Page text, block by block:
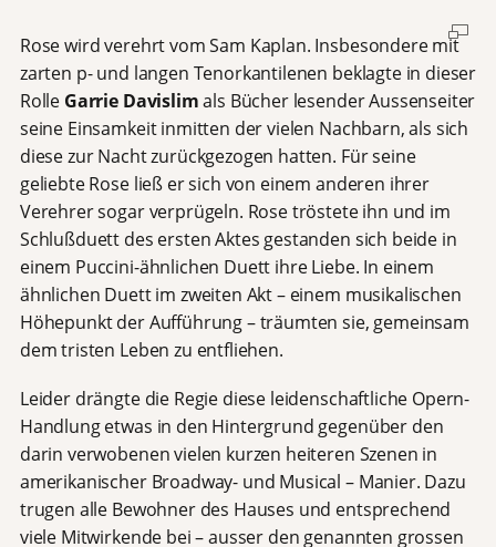
Rose wird verehrt vom Sam Kaplan. Insbesondere mit
zarten p- und langen Tenorkantilenen beklagte in dieser
Rolle Garrie Davislimals Bücher lesender Aussenseiter
seine Einsamkeit inmitten der vielen Nachbarn, als sich
diese zur Nacht zurückgezogen hatten. Für seine
geliebte Rose ließ er sich von einem anderen ihrer
Verehrer sogar verprügeln. Rose tröstete ihn und im
Schlußduett des ersten Aktes gestanden sich beide in
einem Puccini-ähnlichen Duett ihre Liebe. In einem
ähnlichen Duett im zweiten Akt – einem musikalischen
Höhepunkt der Aufführung – träumten sie, gemeinsam
dem tristen Leben zu entfliehen.
Leider drängte die Regie diese leidenschaftliche Opern-
Handlung etwas in den Hintergrund gegenüber den
darin verwobenen vielen kurzen heiteren Szenen in
amerikanischer Broadway- und Musical – Manier. Dazu
trugen alle Bewohner des Hauses und entsprechend
viele Mitwirkende bei – ausser den genannten grossen